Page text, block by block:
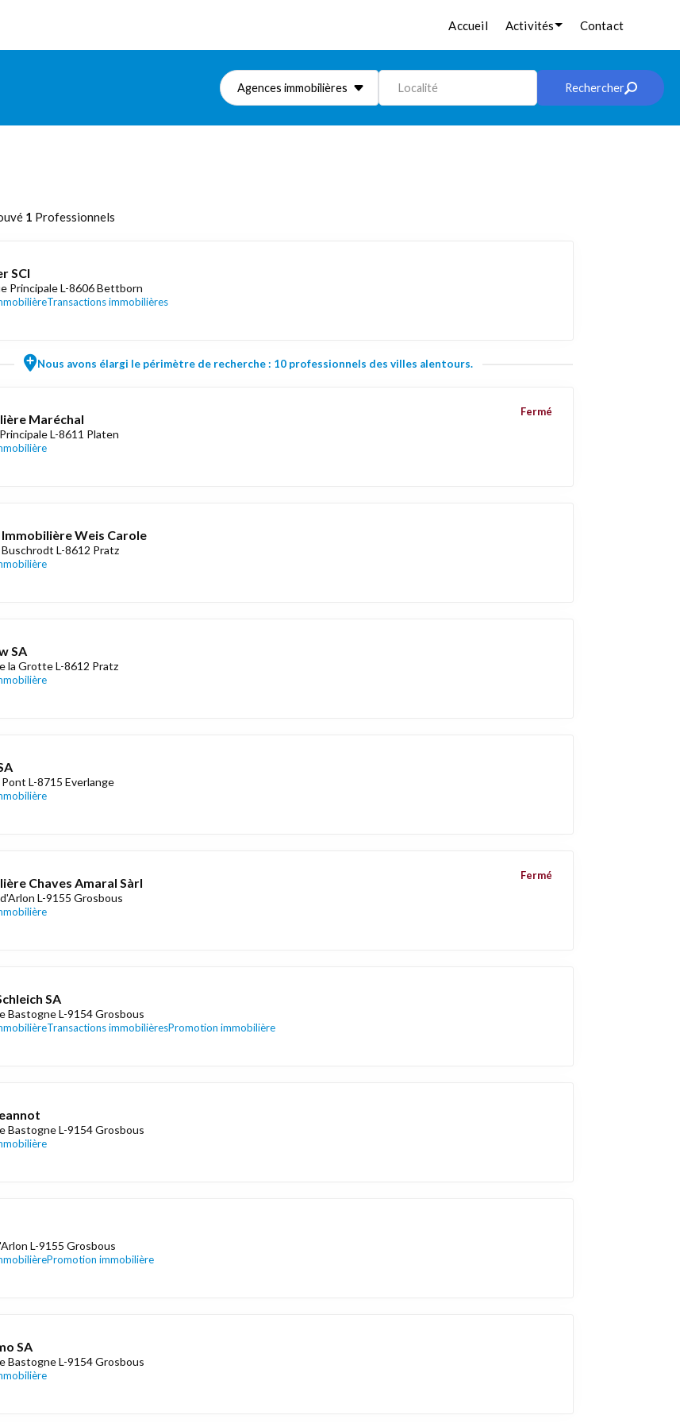
Accueil Activités Contact
Agences immobilières Localité Rechercher
1 Professionnels
SCI
Principale L-8606 Bettborn
Transactions immobilières
Nous avons élargi le périmètre de recherche : 10 professionnels des villes alentours.
Maréchal
L-8611 Platen
Fermé
Immobilière Weis Carole
Buschrodt L-8612 Pratz
SA
la Grotte L-8612 Pratz
L-8715 Everlange
Chaves Amaral Sàrl
L-9155 Grosbous
Fermé
SA
Bastogne L-9154 Grosbous
Transactions immobilièresPromotion immobilière
Bastogne L-9154 Grosbous
L-9155 Grosbous
Promotion immobilière
SA
Bastogne L-9154 Grosbous